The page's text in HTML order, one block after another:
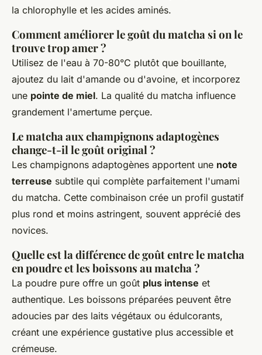
la chlorophylle et les acides aminés.
Comment améliorer le goût du matcha si on le
trouve trop amer ?
Utilisez de l'eau à 70-80°C plutôt que bouillante,
ajoutez du lait d'amande ou d'avoine, et incorporez
une pointe de miel. La qualité du matcha influence
grandement l'amertume perçue.
Le matcha aux champignons adaptogènes
change-t-il le goût original ?
Les champignons adaptogènes apportent une note
terreuse subtile qui complète parfaitement l'umami
du matcha. Cette combinaison crée un profil gustatif
plus rond et moins astringent, souvent apprécié des
novices.
Quelle est la différence de goût entre le matcha
en poudre et les boissons au matcha ?
La poudre pure offre un goût plus intense et
authentique. Les boissons préparées peuvent être
adoucies par des laits végétaux ou édulcorants,
créant une expérience gustative plus accessible et
crémeuse.